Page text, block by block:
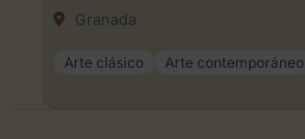
Granada
Arte clásico Arte contemporáneo